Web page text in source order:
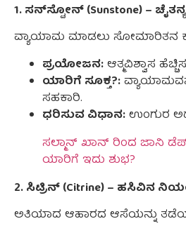
1. ಸನ್‌ಸ್ಟೋನ್ (Sunstone) –
ವ್ಯಾಯಾಮ ಮಾಡಲು ಸೋಮಾರಿತನ
ಪ್ರಯೋಜನ:ಆತ್ಮವಿಶ್ವಾಸ
ಯಾರಿಗೆ ಸೂಕ್ತ?:
ಸಹಕಾರಿ.
ಧರಿಸುವ ವಿಧಾನ:ಉಂಗುರ
ಸಲ್ಮಾನ್ ಖಾನ್ ರಿಂದ ಜಾನಿ ಡೆಪ್
ಯಾರಿಗೆ ಇದು ಶುಭ?
2. ಸಿಟ್ರಿನ್ (Citrine) – ಹಸಿವಿನ
ಅತಿಯಾದ ಆಹಾರದ ಆಸೆಯನ್ನು